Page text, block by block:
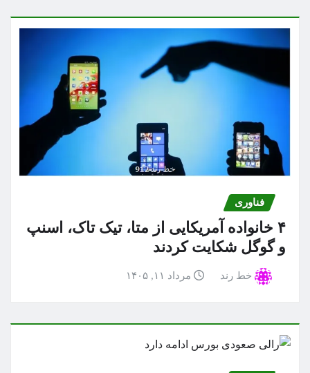
فناوری
۴ خانواده آمریکایی از متا، تیک تاک، اسنپ
و گوگل شکایت کردند
خط رند مرداد ۱۱, ۱۴۰۵